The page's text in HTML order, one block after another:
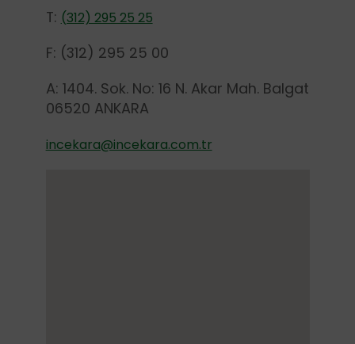
T: (312) 295 25 25
F: (312) 295 25 00
A: 1404. Sok. No: 16 N. Akar Mah. Balgat
06520 ANKARA
incekara@incekara.com.tr